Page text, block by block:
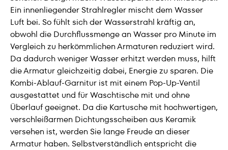
Ein innenliegender Strahlregler mischt dem Wasser
Luft bei. So fühlt sich der Wasserstrahl kräftig an,
obwohl die Durchflussmenge an Wasser pro Minute im
Vergleich zu herkömmlichen Armaturen reduziert wird.
Da dadurch weniger Wasser erhitzt werden muss, hilft
die Armatur gleichzeitig dabei, Energie zu sparen. Die
Kombi-Ablauf-Garnitur ist mit einem Pop-Up-Ventil
ausgestattet und für Waschtische mit und ohne
Überlauf geeignet. Da die Kartusche mit hochwertigen,
verschleißarmen Dichtungsscheiben aus Keramik
versehen ist, werden Sie lange Freude an dieser
Armatur haben. Selbstverständlich entspricht die